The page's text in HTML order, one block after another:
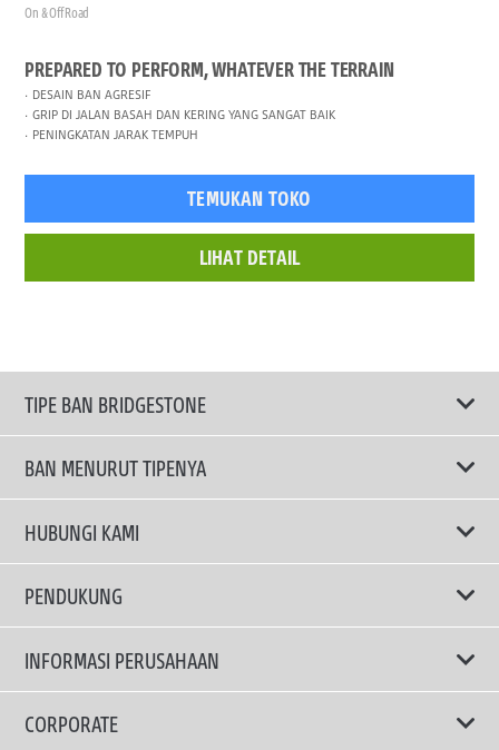
On & Off Road
PREPARED TO PERFORM, WHATEVER THE TERRAIN
DESAIN BAN AGRESIF
GRIP DI JALAN BASAH DAN KERING YANG SANGAT BAIK
PENINGKATAN JARAK TEMPUH
TEMUKAN TOKO
LIHAT DETAIL
TIPE BAN BRIDGESTONE
TRUCKS & BUSES TYRES
BAN MENURUT TIPENYA
Ban ENLITEN
Ban Performa
Ban Touring
Ban Hemat Bahan Bakar
HUBUNGI KAMI
Email Kami
PENDUKUNG
Privacy Policy
Terms Of Use
INFORMASI PERUSAHAAN
Mengapa Bridgestone?
CORPORATE